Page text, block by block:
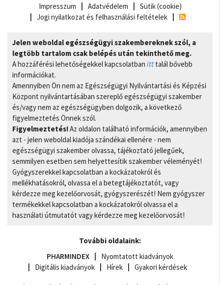
Impresszum
Adatvédelem
Sütik (cookie)
Jogi nyilatkozat és felhasználási feltételek
Jelen weboldal egészségügyi szakembereknek szól, a
legtöbb tartalom csak belépés után tekinthető meg.
A hozzáférési lehetőségekkel kapcsolatban itt talál bővebb
információkat.
Amennyiben Ön nem az Egészségügyi Nyilvántartási és Képzési
Központ nyilvántartásában szereplő egészségügyi szakember
és/vagy nem az egészségügyben dolgozik, a következő
figyelmeztetés Önnek szól.
Figyelmeztetés!Az oldalon található információk, amennyiben
azt - jelen weboldal kiadója szándékai ellenére - nem
egészségügyi szakember olvassa, tájékoztató jellegűek,
semmilyen esetben sem helyettesítik szakember véleményét!
Gyógyszerekkel kapcsolatban a kockázatokról és
mellékhatásokról, olvassa el a betegtájékoztatót, vagy
kérdezze meg kezelőorvosát, gyógyszerészét! Nem gyógyszer
termékekkel kapcsolatban a kockázatokról olvassa el a
használati útmutatót vagy kérdezze meg kezelőorvosát!
További oldalaink:
PHARMINDEX
Nyomtatott kiadványok
Digitális kiadványok
Hírek Gyakori kérdések